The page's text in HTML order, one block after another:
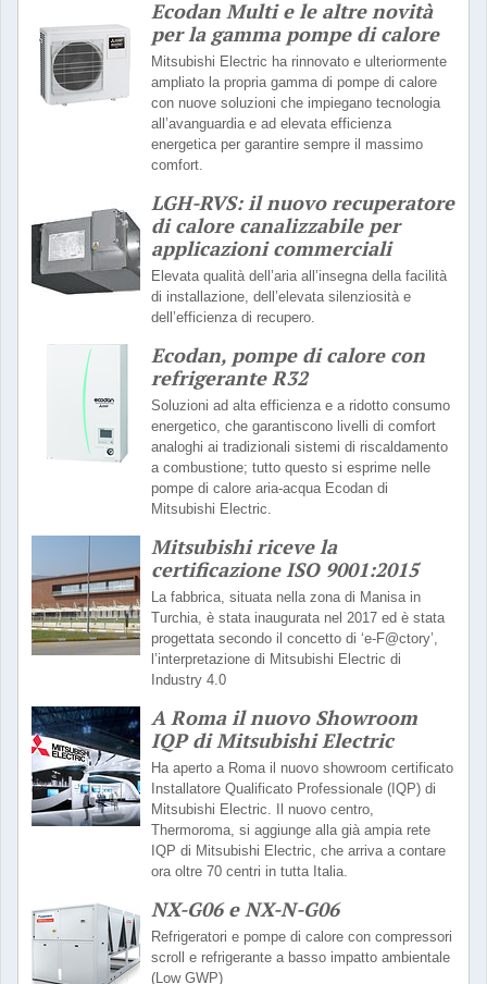
Ecodan Multi e le altre novità
per la gamma pompe di calore
Mitsubishi Electric ha rinnovato e ulteriormente
ampliato la propria gamma di pompe di calore
con nuove soluzioni che impiegano tecnologia
all’avanguardia e ad elevata efficienza
energetica per garantire sempre il massimo
comfort.
LGH-RVS: il nuovo recuperatore
di calore canalizzabile per
applicazioni commerciali
Elevata qualità dell’aria all’insegna della facilità
di installazione, dell’elevata silenziosità e
dell’efficienza di recupero.
Ecodan, pompe di calore con
refrigerante R32
Soluzioni ad alta efficienza e a ridotto consumo
energetico, che garantiscono livelli di comfort
analoghi ai tradizionali sistemi di riscaldamento
a combustione; tutto questo si esprime nelle
pompe di calore aria-acqua Ecodan di
Mitsubishi Electric.
Mitsubishi riceve la
certificazione ISO 9001:2015
La fabbrica, situata nella zona di Manisa in
Turchia, è stata inaugurata nel 2017 ed è stata
progettata secondo il concetto di ‘e-F@ctory’,
l’interpretazione di Mitsubishi Electric di
Industry 4.0
A Roma il nuovo Showroom
IQP di Mitsubishi Electric
Ha aperto a Roma il nuovo showroom certificato
Installatore Qualificato Professionale (IQP) di
Mitsubishi Electric. Il nuovo centro,
Thermoroma, si aggiunge alla già ampia rete
IQP di Mitsubishi Electric, che arriva a contare
ora oltre 70 centri in tutta Italia.
NX-G06 e NX-N-G06
Refrigeratori e pompe di calore con compressori
scroll e refrigerante a basso impatto ambientale
(Low GWP)